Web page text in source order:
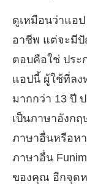
ดูเหมือนว่าแอ
อาชีพ แต่จะมีปั
ตอบคือใช่ ประ
แอปนี้ ผู้ใช้ที่ลง
มากกว่า 13 ปี
เป็นภาษาอังก
ภาษาอื่นหรือห
ภาษาอื่น
ของคุณ อีกจุด